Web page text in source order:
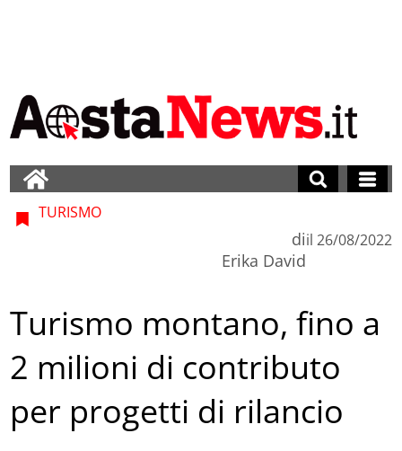
TURISMO
di
Erika David
il 26/08/2022
Turismo montano, fino a
2 milioni di contributo
per progetti di rilancio